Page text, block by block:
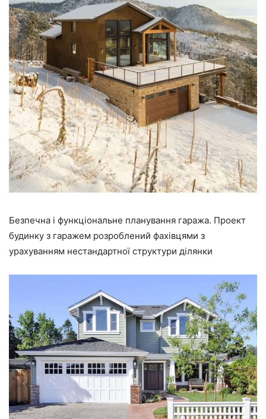
Безпечна і функціональне планування гаража. Проект
будинку з гаражем розроблений фахівцями з
урахуванням нестандартної структури ділянки